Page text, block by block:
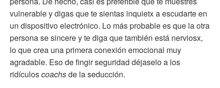
vulnerable y digas que te sientas inquietx a escudarte en
un dispositivo electrónico. Lo más probable es que la otra
persona se sincere y te diga que también está nerviosx,
lo que crea una primera conexión emocional muy
agradable. Eso de fingir seguridad déjaselo a los
ridículoscoachsde la seducción.